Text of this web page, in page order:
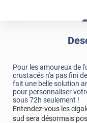
Pour les amoureux de
crustacés n'a pas fini
fait une belle solution
pour personnaliser
sous 72h seulement !
Entendez-vous les
sud sera désormais